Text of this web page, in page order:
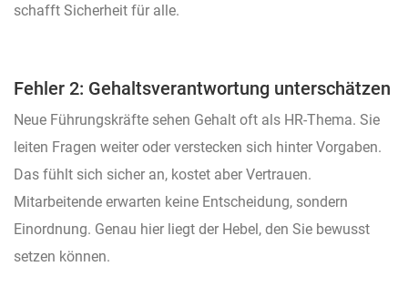
schafft Sicherheit für alle.
Fehler 2: Gehaltsverantwortung unterschätzen
Neue Führungskräfte sehen Gehalt oft als HR-Thema. Sie
leiten Fragen weiter oder verstecken sich hinter Vorgaben.
Das fühlt sich sicher an, kostet aber Vertrauen.
Mitarbeitende erwarten keine Entscheidung, sondern
Einordnung. Genau hier liegt der Hebel, den Sie bewusst
setzen können.